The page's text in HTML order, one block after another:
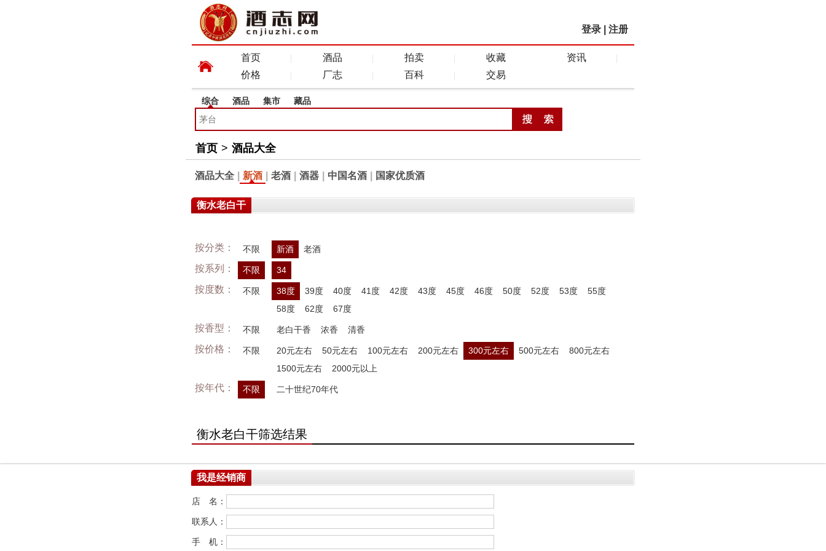
登录 注册
首页 酒品 拍卖 收藏
资讯
价格
厂志 百科 交易
综合 酒品 集市 藏品
首页 > 酒品大全
酒品大全 新酒 老酒 酒器 中国名酒 国家优质酒
衡水老白干
按分类： 不限 新酒 老酒
按系列： 不限 34
按度数： 不限 38度 39度 40度 41度 42度 43度 45度 46度 50度 52度 53度
55度
58度
62度 67度
按香型： 不限 老白干香 浓香 清香
按价格： 不限 20元左右 50元左右 100元左右 200元左右 300元左右 500元左右
800元左右
1500元左右
2000元以上
按年代： 不限 二十世纪70年代
衡水老白干筛选结果
我是经销商
店 名：
联系人：
手 机：